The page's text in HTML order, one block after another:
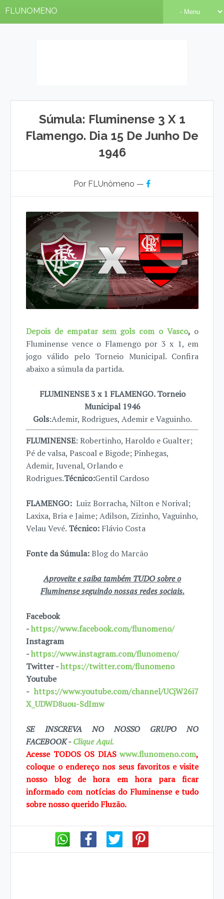
FLUNOMENO
Súmula: Fluminense 3 X 1
Flamengo. Dia 15 De Junho De
1946
Por FLUnômeno —
Depois de empatar sem gols com o Vasco, o
Fluminense vence o Flamengo por 3 x 1, em
jogo válido pelo Torneio Municipal. Confira
abaixo a súmula da partida.
FLUMINENSE 3 x 1 FLAMENGO. Torneio
Municipal 1946
Gols:Ademir, Rodrigues, Ademir e Vaguinho.
FLUMINENSE: Robertinho, Haroldo e Gualter;
Pé de valsa, Pascoal e Bigode; Pinhegas,
Ademir, Juvenal, Orlando e
Rodrigues.Técnico:Gentil Cardoso
FLAMENGO: Luiz Borracha, Nilton e Norival;
Laxixa, Bria e Jaime; Adilson, Zizinho, Vaguinho,
Velau Vevé. Técnico: Flávio Costa
Fonte da Súmula:Blog do Marcão
Aproveite e saiba também TUDO sobre o
Fluminense seguindo nossas redes sociais.
Facebook
-https://www.facebook.com/flunomeno/
Instagram
-https://www.instagram.com/flunomeno/
Twitter -https://twitter.com/flunomeno
Youtube
-https://www.youtube.com/channel/UCjW26i7
X_UDWD8uou-SdImw
SE INSCREVA NO NOSSO GRUPO NO
FACEBOOK -Clique Aqui.
Acesse TODOS OS DIASwww.flunomeno.com,
coloque o endereço nos seus favoritos e visite
nosso blog de hora em hora para ficar
informado com notícias do Fluminense e tudo
sobre nosso querido Fluzão.